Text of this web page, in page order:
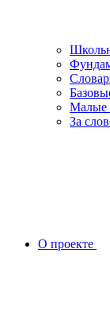
Малые
За
О проекте